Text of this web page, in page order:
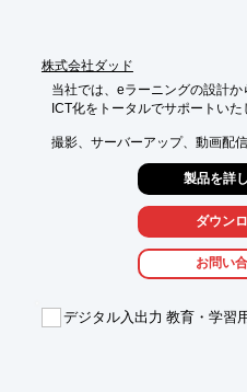
株式会社ダッド
当社では、eラーニングの設計
ICT化をトータルでサポートいた
撮影、サーバーアップ、動画配
双方向型、解説型、クイズ形式
お客様の教育計画に寄り添った
また、当社は自動車メーカー様
能系での実績が
豊富にございます。ご要望の
■eラーニングコンテンツ作成
製品を詳
ダウン
お問い
デジタル入出力 教育・学